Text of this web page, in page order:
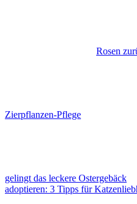
Rosen
Zierpflanzen-Pflege
gelingt das leckere Ostergebäck
adoptieren: 3 Tipps für